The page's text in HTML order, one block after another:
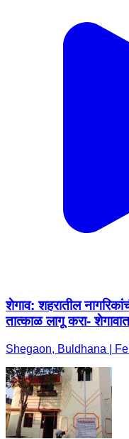
शेगाव: शहरातील
तात्काळ लागू करा-
Shegaon, Buldhana |